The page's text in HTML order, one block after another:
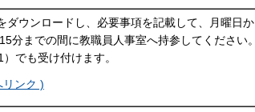
ウンロードし、必要事項を記載して、月曜日か
分までの間に教職員人事室へ持参してください。
でも受け付けます。
リンク )